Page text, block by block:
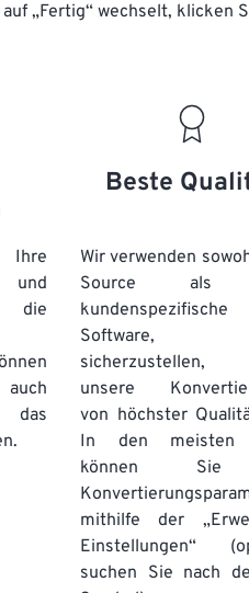
„Fertig“ wechselt, klicken
Ihre
und
die
Beste
Wir verwenden
Source als
kundenspezifische
Software,
unsere
von höchster
In den meisten
können
mithilfe der
Einstellungen“
suchen Sie nach